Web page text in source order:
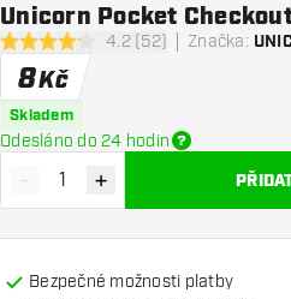
4.2 hodnoticí hvězdičky
4.2 (52) Značka:
Unicorn Pocket
8Kč
Skladem
Odesláno do 24 hodin
Snížit množství
- Zvýšit množství
+
Bezpečné možnosti platby